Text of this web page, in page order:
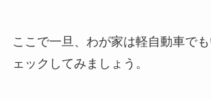
ここで一旦、わが家は軽自動車で
ェックしてみましょう。